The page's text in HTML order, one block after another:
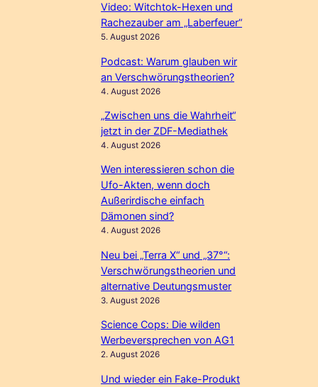
Video: Witchtok-Hexen und
Rachezauber am „Laberfeuer“
5. August 2026
Podcast: Warum glauben wir
an Verschwörungstheorien?
4. August 2026
„Zwischen uns die Wahrheit“
jetzt in der ZDF-Mediathek
4. August 2026
Wen interessieren schon die
Ufo-Akten, wenn doch
Außerirdische einfach
Dämonen sind?
4. August 2026
Neu bei „Terra X“ und „37°“:
Verschwörungstheorien und
alternative Deutungsmuster
3. August 2026
Science Cops: Die wilden
Werbeversprechen von AG1
2. August 2026
Und wieder ein Fake-Produkt